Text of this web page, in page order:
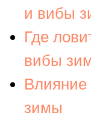
и вибы
Где
вибы
Влияние
зимы